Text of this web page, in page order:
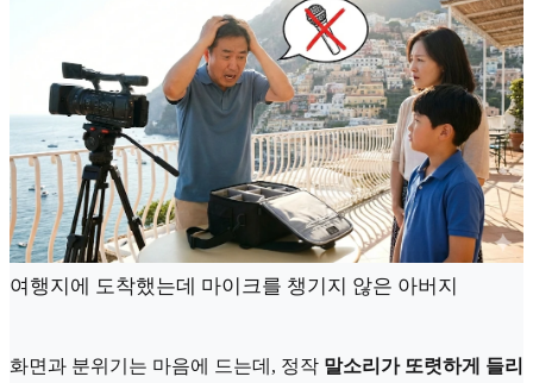
여행지에 도착했는데 마이크를 챙기지 않은 아버지
화면과 분위기는 마음에 드는데, 정작 말소리가 또렷하게 들리